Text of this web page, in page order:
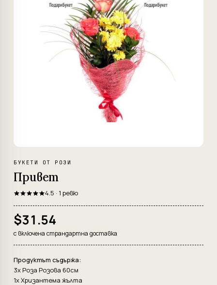
БУКЕТИ ОТ РОЗИ
Привет
4.5 · 1 ревю
$31.54
с включена страндартна доставка
Продуктът съдържа:
3x Роза Розова 60см
1x Хризантема жълта